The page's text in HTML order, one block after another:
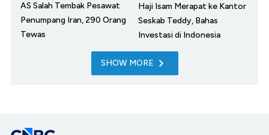
AS Salah Tembak Pesawat
Penumpang Iran, 290 Orang
Tewas
Haji Isam Merapat ke Kantor
Seskab Teddy, Bahas
Investasi di Indonesia
SHOW MORE